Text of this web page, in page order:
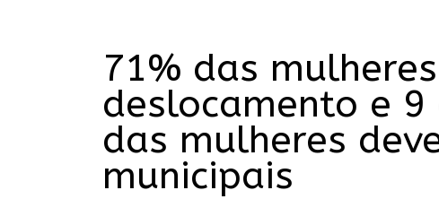
71% das
deslocamento e
das mulheres
municipais